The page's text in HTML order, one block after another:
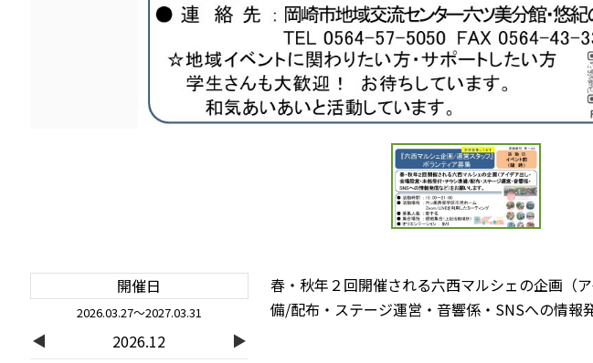
開催日
2026.03.27～2027.03.31
◀ 2026.12 ▶
春・秋年２回開催される六西マルシェの企画（
備/配布・ステージ運営・音響係・SNSへの情報